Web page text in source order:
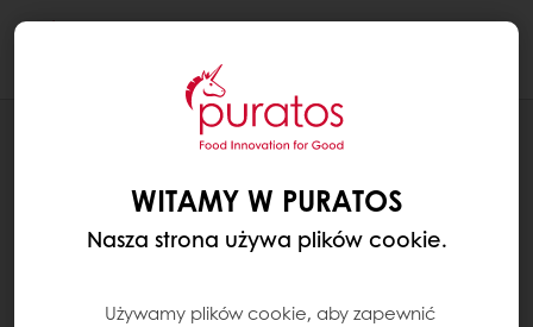
KOLEJNE POKOLENIA
WITAMY W PURATOS
Nasza strona używa plików cookie.
Używamy plików cookie, aby zapewnić